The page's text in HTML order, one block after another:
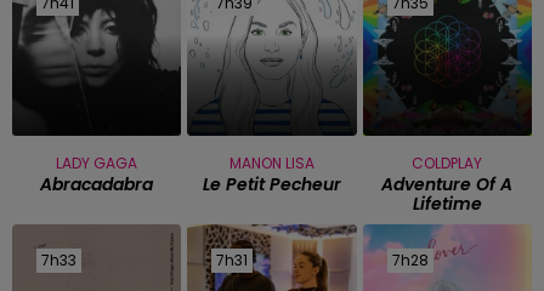
LADY GAGA
Abracadabra
MANON LISA
Le Petit Pecheur
COLDPLAY
Adventure Of A
Lifetime
7h33
7h33 7h31
7h31 7h28
7h28